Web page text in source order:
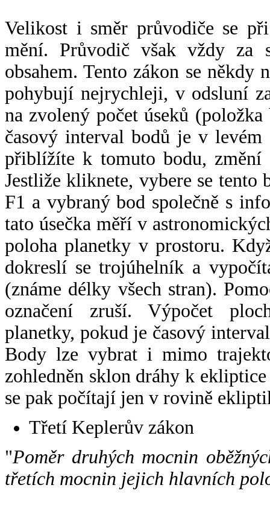
Velikost i směr průvodiče se
mění. Průvodič však vždy za
obsahem. Tento zákon se někdy
pohybují nejrychleji, v odsluní
na zvolený počet úseků
časový interval bodů je v
přiblížíte k tomuto bodu,
Jestliže kliknete, vybere se tento
F1 a vybraný bod společně s
tato úsečka měří v
poloha planetky v prostoru.
dokreslí se trojúhelník a
(známe délky všech stran).
označení zruší. Výpočet
planetky, pokud je časový
Body lze vybrat i mimo
zohledněn sklon dráhy k
se pak počítají jen v rovině
Třetí Keplerův zákon
"Poměr druhých mocnin
třetích mocnin jejich hlavních